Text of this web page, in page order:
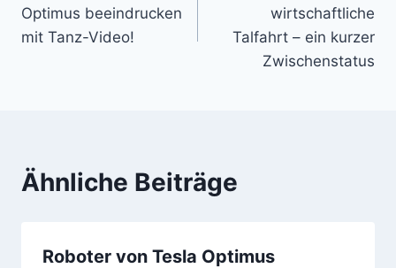
Optimus beeindrucken
mit Tanz-Video!
wirtschaftliche
Talfahrt – ein kurzer
Zwischenstatus
Ähnliche Beiträge
Roboter von Tesla Optimus